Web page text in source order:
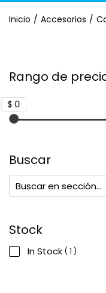
Inicio / Accesorios /
Rango de
$ 0
Buscar
Stock
In Stock ( 1 )